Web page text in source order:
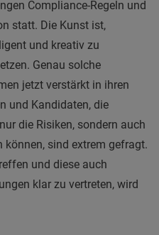
Compliance-Regeln und
statt. Die Kunst ist,
und kreativ zu
Genau solche
jetzt verstärkt in ihren
und Kandidaten, die
die Risiken, sondern auch
können, sind extrem gefragt.
und diese auch
klar zu vertreten, wird